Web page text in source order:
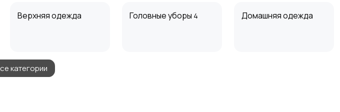
Верхняя одежда Головные уборы 4 Домашняя одежда
Обувь1
категории